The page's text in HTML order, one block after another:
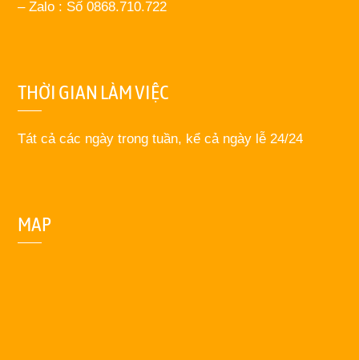
– Zalo : Số 0868.710.722
THỜI GIAN LÀM VIỆC
Tát cả các ngày trong tuần, kể cả ngày lễ 24/24
MAP